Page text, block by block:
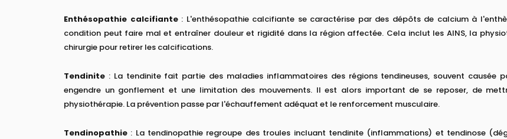
Enthésopathie calcifiante: L'enthésopathie calcifiante se caractérise par des dépôts de calcium à
condition peut faire mal et entraîner douleur et rigidité dans la région affectée. Cela inclut les AINS, la
chirurgie pour retirer les calcifications.
Tendinite : La tendinite fait partie des maladies inflammatoires des régions tendineuses, souvent causée
engendre un gonflement et une limitation des mouvements. Il est alors important de se reposer, de
physiothérapie. La prévention passe par l'échauffement adéquat et le renforcement musculaire.
Tendinopathie : La tendinopathie regroupe des troules incluant tendinite (inflammations) et tendinose